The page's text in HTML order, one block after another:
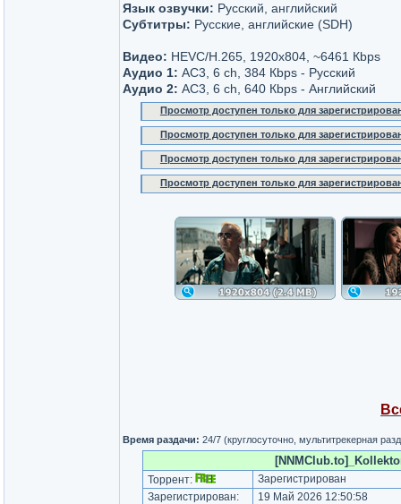
Язык озвучки: Русский, английский
Субтитры: Русские, английские (SDH)
Видео: HEVC/H.265, 1920x804, ~6461 Кbps
Аудио 1: AC3, 6 ch, 384 Кbps - Русский
Аудио 2: AC3, 6 ch, 640 Кbps - Английский
Просмотр доступен только для
Просмотр доступен только для
Просмотр доступен только для
Просмотр доступен только для
Время раздачи: 24/7 (круглосуточно, мультитрекерная
Торрент:
Зарегистрирован
Зарегистрирован:
19 Май 2026 12:50:58